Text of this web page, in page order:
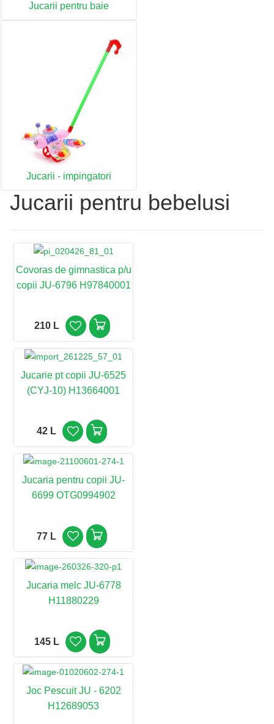
Jucarii pentru baie
Jucarii - impingatori
Jucarii pentru bebelusi
Covoras de gimnastica p/u
copii JU-6796 H97840001
210 L
Jucarie pt copii JU-6525
(CYJ-10) H13664001
42 L
Jucaria pentru copii JU-
6699 OTG0994902
77 L
Jucaria melc JU-6778
H11880229
145 L
Joc Pescuit JU - 6202
H12689053